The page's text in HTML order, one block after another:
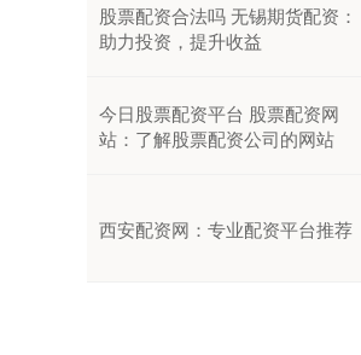
股票配资合法吗 无锡期货配资：
助力投资，提升收益
今日股票配资平台 股票配资网
站：了解股票配资公司的网站
西安配资网：专业配资平台推荐